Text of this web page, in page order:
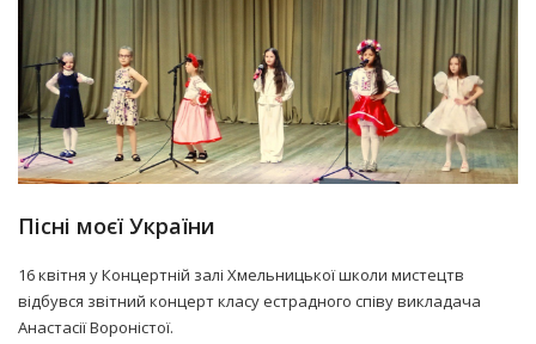
17 Квітня 2025 р. Прес-центр
Пісні моєї України
16 квітня у Концертній залі Хмельницької школи мистецтв
відбувся звітний концерт класу естрадного співу викладача
Анастасії Вороністої.